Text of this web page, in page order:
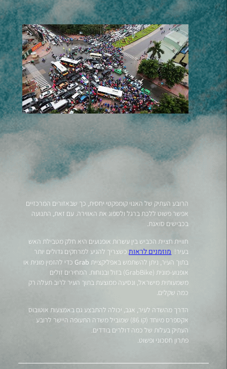
הרובע העתיק של האנוי קומפקטי יחסית, כך שבאזורים המרכזיים
אפשר פשוט ללכת ברגל ולספוג את האווירה. עם זאת, התנועה
בכבישים סואנת.
חוויית חציית הכביש בין עשרות אופנועים היא חלק מטבילת האש
בעיר! מוזמנים לראותכשצריך להגיע למרחקים גדולים יותר
בתוך העיר, ניתן להשתמש באפליקציית Grab כדי להזמין מונית או
אופנוע-מונית (GrabBike) בזול ובנוחות. המחירים זולים
משמעותית מישראל, ונסיעה ממוצעת בתוך העיר לרוב תעלה רק
כמה שקלים.
הדרך מהשדה לעיר, אגב, יכולה להתבצע גם באמצעות אוטובוס
אקספרס מיוחד (קו 86) שמוביל משדה התעופה היישר לרובע
העתיק בעלות של כמה דולרים בודדים.
פתרון חסכוני ופשוט.